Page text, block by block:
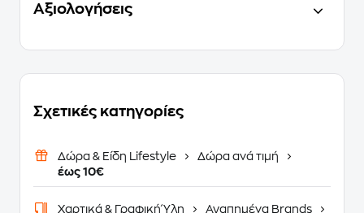
Αξιολογήσεις
Σχετικές κατηγορίες
Δώρα & Είδη Lifestyle
Δώρα ανά τιμή
έως 10€
Χαρτικά & Γραφική Ύλη
Αγαπημένα Brands